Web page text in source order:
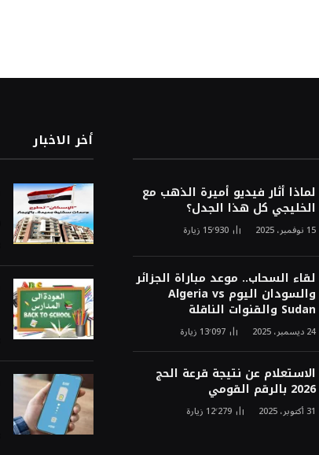
لماذا أثار فيديو أميرة الذهب مع
الخليجي كل هذا الجدل؟
15 نوفمبر، 2025 15٬930 زيارة
لقاء السحاب.. موعد مباراة الجزائر
والسودان اليوم Algeria vs
Sudan والقنوات الناقلة
24 ديسمبر، 2025 13٬097 زيارة
الاستعلام عن نتيجة قرعة الحج
2026 بالرقم القومي
31 أكتوبر، 2025 12٬279 زيارة
أخر الاخبار